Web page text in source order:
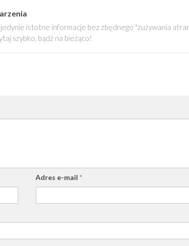
istotne informacje bez zbędnego "zużywania
szybko, bądź na bieżąco!
Adres e-mail*